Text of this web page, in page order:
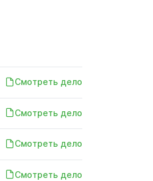
Смотреть дело
Смотреть дело
Смотреть дело
Смотреть дело